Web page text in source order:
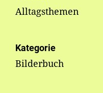
Alltagsthemen
Kategorie
Bilderbuch